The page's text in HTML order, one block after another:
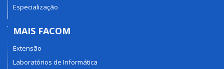
Especialização
MAIS FACOM
Extensão
Laboratórios de Informática